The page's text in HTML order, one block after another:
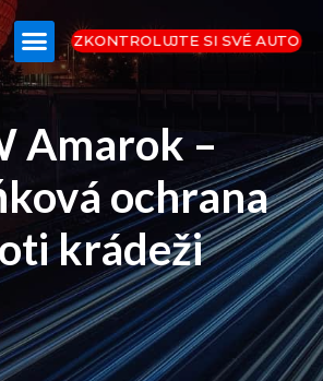
ZKONTROLUJTE SI SVÉ AUTO
Amarok –
ochrana
krádeži